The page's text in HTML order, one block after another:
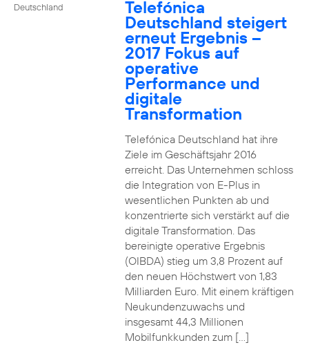
Deutschland
Telefónica
Deutschland steigert
erneut Ergebnis –
2017 Fokus auf
operative
Performance und
digitale
Transformation
Telefónica Deutschland hat ihre
Ziele im Geschäftsjahr 2016
erreicht. Das Unternehmen schloss
die Integration von E-Plus in
wesentlichen Punkten ab und
konzentrierte sich verstärkt auf die
digitale Transformation. Das
bereinigte operative Ergebnis
(OIBDA) stieg um 3,8 Prozent auf
den neuen Höchstwert von 1,83
Milliarden Euro. Mit einem kräftigen
Neukundenzuwachs und
insgesamt 44,3 Millionen
Mobilfunkkunden zum […]